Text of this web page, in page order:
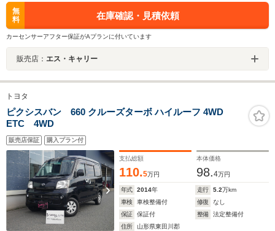
無
料
在庫確認・見積依頼
カーセンサーアフター保証がAプランに付いています
販売店： エス・キャリー
トヨタ
ピクシスバン 660 クルーズターボ ハイルーフ 4WD
ETC 4WD
販売店保証 購入プラン付
支払総額
110.5万円
本体価格
98.4万円
年式 2014年 走行 5.2万km
車検
車検整備付 修復
なし
保証
保証付 整備
法定整備付
住所
山形県東田川郡